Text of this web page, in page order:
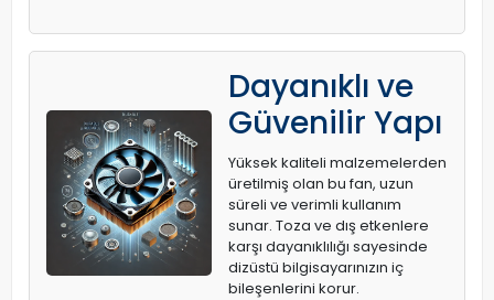
Dayanıklı ve
Güvenilir Yapı
Yüksek kaliteli malzemelerden
üretilmiş olan bu fan, uzun
süreli ve verimli kullanım
sunar. Toza ve dış etkenlere
karşı dayanıklılığı sayesinde
dizüstü bilgisayarınızın iç
bileşenlerini korur.